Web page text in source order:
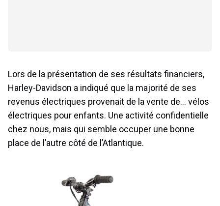
Lors de la présentation de ses résultats financiers,
Harley-Davidson a indiqué que la majorité de ses
revenus électriques provenait de la vente de… vélos
électriques pour enfants. Une activité confidentielle
chez nous, mais qui semble occuper une bonne
place de l’autre côté de l’Atlantique.